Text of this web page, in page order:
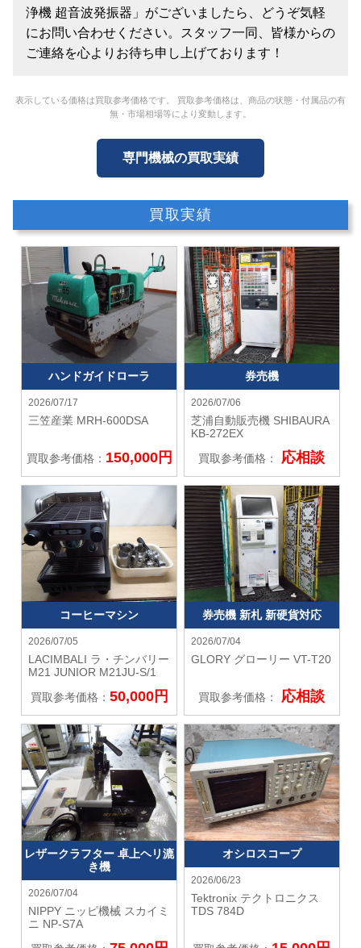
浄機 超音波発振器」がございましたら、どうぞ気軽
にお問い合わせください。スタッフ一同、皆様からの
ご連絡を心よりお待ち申し上げております！
表示している価格は買取参考価格です。 買取参考価格は、商品の状態・付属品の有
無・市場相場等により変動します。
専門機械の買取実績
買取実績
ハンドガイドローラ
2026/07/17
三笠産業 MRH-600DSA
買取参考価格： 150,000円
券売機
2026/07/06
芝浦自動販売機 SHIBAURA
KB-272EX
買取参考価格：
応相談
コーヒーマシン
2026/07/05
LACIMBALI ラ・チンバリー
M21 JUNIOR M21JU-S/1
買取参考価格： 50,000円
券売機 新札 新硬貨対応
2026/07/04
GLORY グローリー VT-T20
買取参考価格： 応相談
レザークラフター 卓上ヘリ漉
き機
2026/07/04
NIPPY ニッピ機械 スカイミ
ニ NP-S7A
オシロスコープ
2026/06/23
Tektronix テクトロニクス
TDS 784D